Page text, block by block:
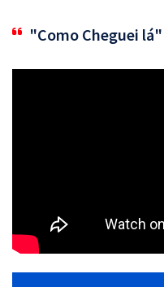
"Como Cheguei